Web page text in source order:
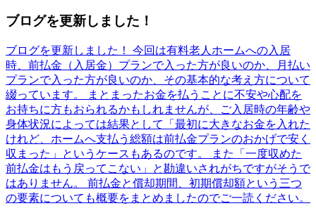
ブログを更新しました！
ブログを更新しました！ 今回は有料老人ホームへの入居
時、前払金（入居金）プランで入った方が良いのか、月払い
プランで入った方が良いのか、その基本的な考え方について
綴っています。 まとまったお金を払うことに不安や心配を
お持ちに方もおられるかもしれませんが、ご入居時の年齢や
身体状況によっては結果として「最初に大きなお金を入れた
けれど、ホームへ支払う総額は前払金プランのおかげで安く
収まった」というケースもあるのです。 また「一度収めた
前払金はもう戻ってこない」と勘違いされがちですがそうで
はありません。 前払金と償却期間、初期償却額という三つ
の要素についても概要をまとめましたのでご一読ください。